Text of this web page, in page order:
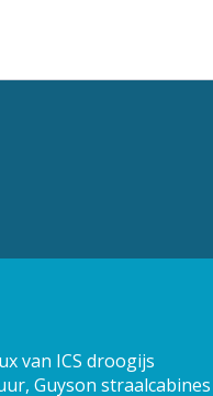
van ICS droogijs
Guyson